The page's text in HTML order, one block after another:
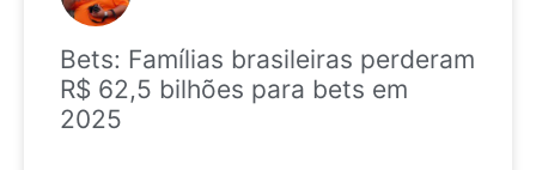
Bets: Famílias brasileiras perderam
R$ 62,5 bilhões para bets em
2025